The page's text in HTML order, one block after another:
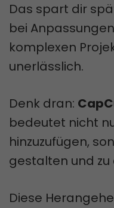
Das spart dir
bei
komplexen
unerlässlich.
Denk dran:
bedeutet nicht
hinzuzufügen,
gestalten und
Diese